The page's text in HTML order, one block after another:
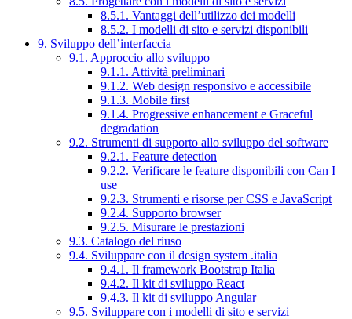
8.5.1. Vantaggi dell’utilizzo dei modelli
8.5.2. I modelli di sito e servizi disponibili
9. Sviluppo dell’interfaccia
9.1. Approccio allo sviluppo
9.1.1. Attività preliminari
9.1.2. Web design responsivo e accessibile
9.1.3. Mobile first
9.1.4. Progressive enhancement e Graceful
degradation
9.2. Strumenti di supporto allo sviluppo del software
9.2.1. Feature detection
9.2.2. Verificare le feature disponibili con Can I
use
9.2.3. Strumenti e risorse per CSS e JavaScript
9.2.4. Supporto browser
9.2.5. Misurare le prestazioni
9.3. Catalogo del riuso
9.4. Sviluppare con il design system .italia
9.4.1. Il framework Bootstrap Italia
9.4.2. Il kit di sviluppo React
9.4.3. Il kit di sviluppo Angular
9.5. Sviluppare con i modelli di sito e servizi